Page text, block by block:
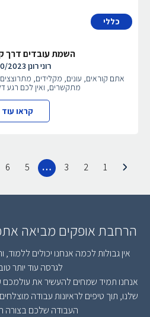
כללי
השמת עובדים דרך
רוני רונן2023
אתם קוראים, עונים, מקלידים,
מתקשרים, ואין לכם רגע
קראו עוד
1
2
3
…
5
6
הרחבת אופקים מביאה
אין גבולות לכמה אנחנו יכולים
לגרסה עוד יותר
אנחנו תמיד שמחים להעשיר את
שלנו, תוך טיפים לראיונות עבודה
העבודה שלכם בצורה